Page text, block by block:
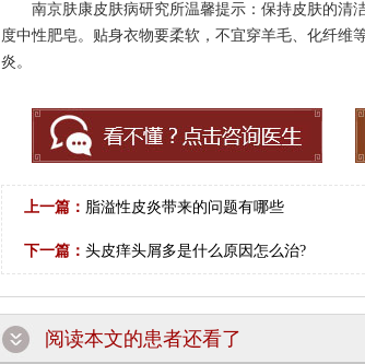
南京肤康皮肤病研究所温馨提示：保持皮肤的清
度中性肥皂。贴身衣物要柔软，不宜穿羊毛、化纤维
炎。
上一篇： 脂溢性皮炎带来的问题有哪些
下一篇： 头皮痒头屑多是什么原因怎么治?
阅读本文的患者还看了